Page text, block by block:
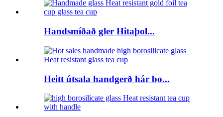
Handsmíðað gler Hitaþol...
Heitt útsala handgerð hár bo...